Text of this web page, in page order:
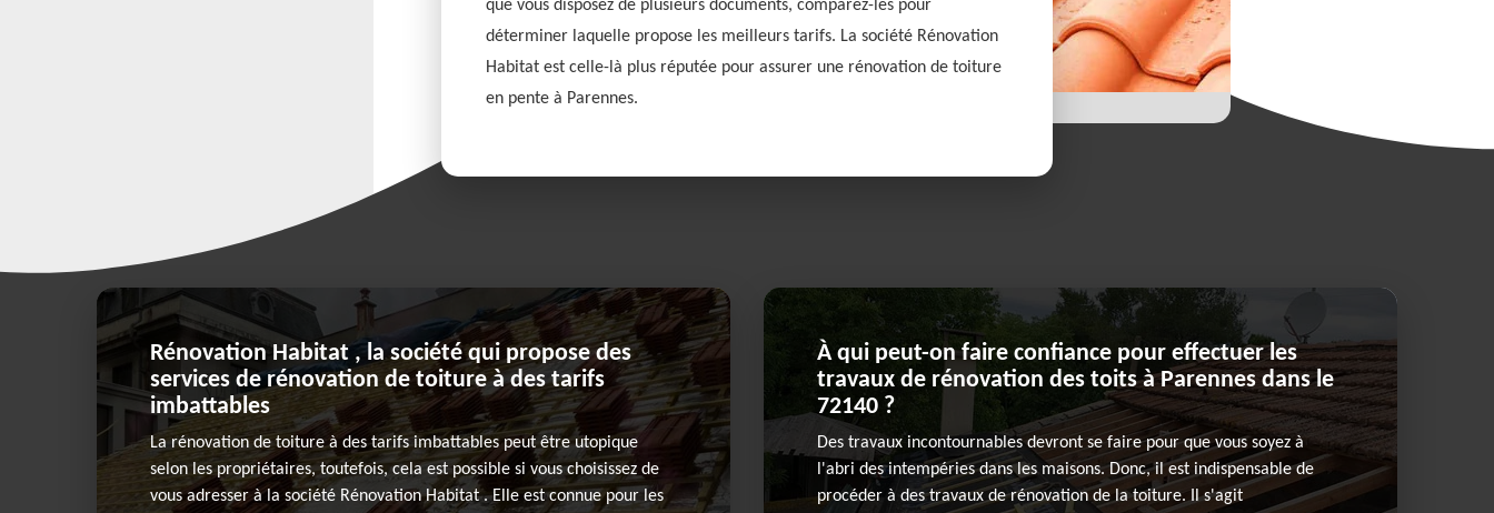
que vous disposez de plusieurs documents, comparez-les pour
déterminer laquelle propose les meilleurs tarifs. La société Rénovation
Habitat est celle-là plus réputée pour assurer une rénovation de toiture
en pente à Parennes.
Rénovation Habitat , la société qui propose des
services de rénovation de toiture à des tarifs
imbattables
La rénovation de toiture à des tarifs imbattables peut être utopique
selon les propriétaires, toutefois, cela est possible si vous choisissez de
vous adresser à la société Rénovation Habitat . Elle est connue pour les
À qui peut-on faire confiance pour effectuer les
travaux de rénovation des toits à Parennes dans le
72140 ?
Des travaux incontournables devront se faire pour que vous soyez à
l'abri des intempéries dans les maisons. Donc, il est indispensable de
procéder à des travaux de rénovation de la toiture. Il s'agit